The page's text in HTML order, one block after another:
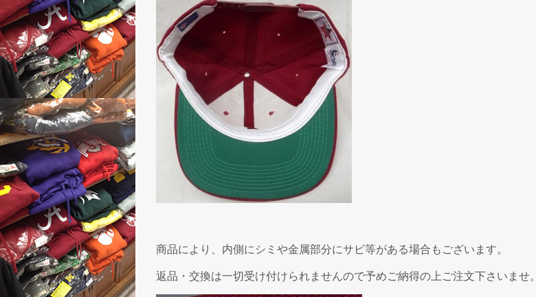
商品により、内側にシミや金属部分にサビ等がある場合もございます。
返品・交換は一切受け付けられませんので予めご納得の上ご注文下さいませ。